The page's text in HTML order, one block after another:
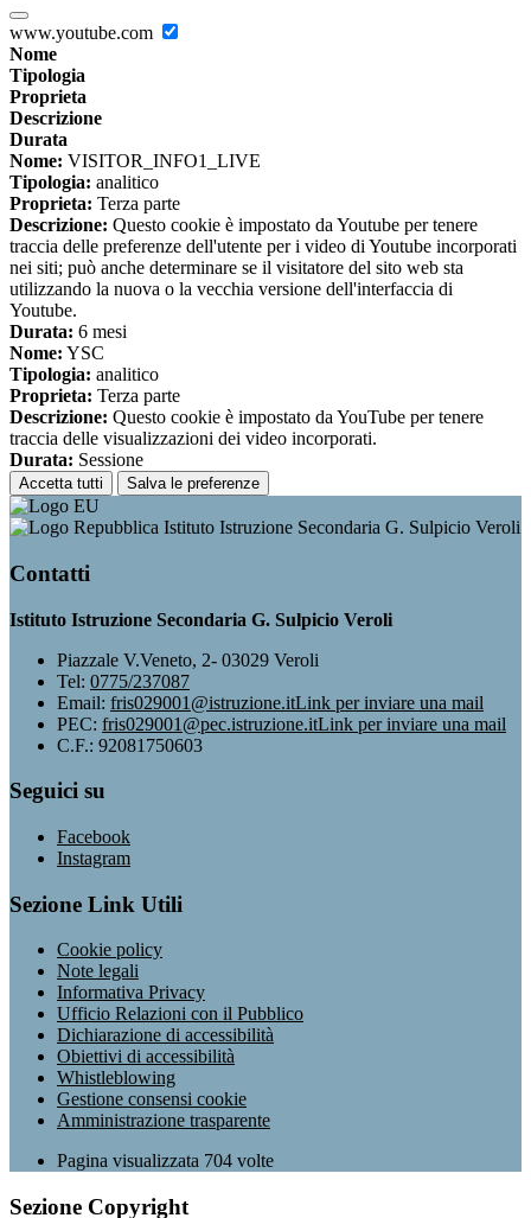
www.youtube.com
Nome
Tipologia
Proprieta
Descrizione
Durata
Nome: VISITOR_INFO1_LIVE
Tipologia: analitico
Proprieta: Terza parte
Descrizione: Questo cookie è impostato da Youtube per tenere
traccia delle preferenze dell'utente per i video di Youtube incorporati
nei siti; può anche determinare se il visitatore del sito web sta
utilizzando la nuova o la vecchia versione dell'interfaccia di
Youtube.
Durata: 6 mesi
Nome: YSC
Tipologia: analitico
Proprieta: Terza parte
Descrizione: Questo cookie è impostato da YouTube per tenere
traccia delle visualizzazioni dei video incorporati.
Durata: Sessione
Accetta tutti Salva le preferenze
Istituto Istruzione Secondaria G. Sulpicio Veroli
Contatti
Istituto Istruzione Secondaria G. Sulpicio Veroli
Piazzale V.Veneto, 2- 03029 Veroli
Tel: 0775/237087
Email: fris029001@istruzione.itLink per inviare una mail
PEC: fris029001@pec.istruzione.itLink per inviare una mail
C.F.: 92081750603
Seguici su
Facebook
Instagram
Sezione Link Utili
Cookie policy
Note legali
Informativa Privacy
Ufficio Relazioni con il Pubblico
Dichiarazione di accessibilità
Obiettivi di accessibilità
Whistleblowing
Gestione consensi cookie
Amministrazione trasparente
Pagina visualizzata 704 volte
Sezione Copyright